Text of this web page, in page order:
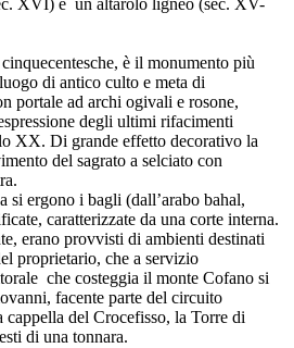
XVI) e un altarolo ligneo (sec. XV-
è il monumento più
di antico culto e meta di
portale ad archi ogivali e rosone,
degli ultimi rifacimenti
XX. Di grande effetto decorativo la
del sagrato a selciato con
si ergono i bagli (dall’arabo bahal,
caratterizzate da una corte interna.
erano provvisti di ambienti destinati
proprietario, che a servizio
che costeggia il monte Cofano si
facente parte del circuito
cappella del Crocefisso, la Torre di
di una tonnara.